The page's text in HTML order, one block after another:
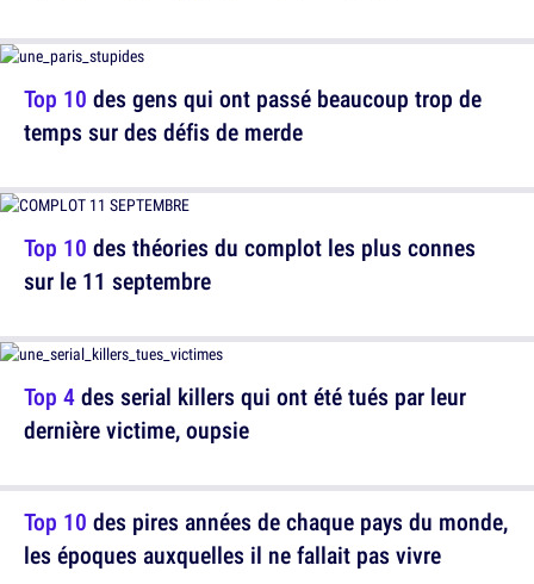
Top 10 des théories du complot les plus connes
sur le 11 septembre
Top 10 des pires années de chaque pays du monde,
les époques auxquelles il ne fallait pas vivre
Top 10 des gens qui ont passé beaucoup trop de
temps sur des défis de merde
Top 4des serial killers qui ont été tués par leur
dernière victime, oupsie